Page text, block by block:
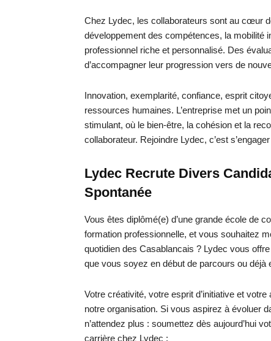
Chez Lydec, les collaborateurs sont au cœur
développement des compétences, la mobilité
professionnel riche et personnalisé. Des
d’accompagner leur progression vers de
Innovation, exemplarité, confiance, esprit
ressources humaines. L’entreprise met un
stimulant, où le bien-être, la cohésion et la
collaborateur. Rejoindre Lydec, c’est
Lydec Recrute Divers
Spontanée
Vous êtes diplômé(e) d’une grande école de
formation professionnelle, et vous souhaitez
quotidien des Casablancais ? Lydec vous
que vous soyez en début de parcours ou déjà
Votre créativité, votre esprit d’initiative et
notre organisation. Si vous aspirez à évoluer
n’attendez plus : soumettez dès aujourd’hui
carrière chez Lydec :